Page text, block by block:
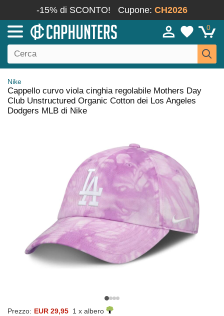
-15% di SCONTO! Cupone: CH2026
0
Nike
Cappello curvo viola cinghia regolabile Mothers Day
Club Unstructured Organic Cotton dei Los Angeles
Dodgers MLB di Nike
Prezzo: EUR 29,95 1 x albero